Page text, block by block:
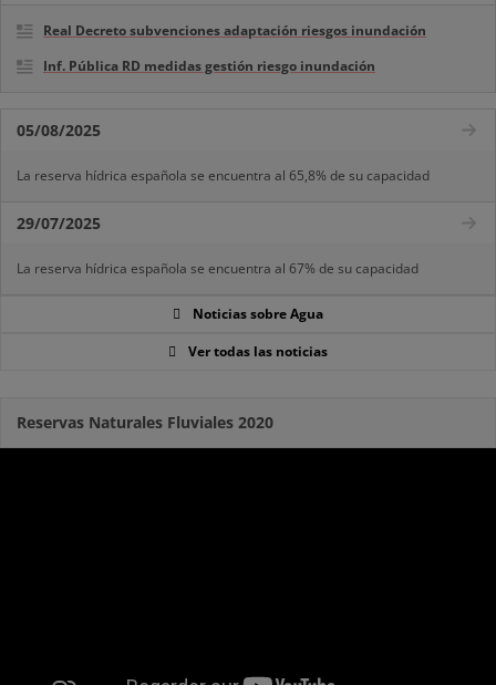
Real Decreto subvenciones adaptación riesgos inundación
Inf. Pública RD medidas gestión riesgo inundación
05/08/2025
La reserva hídrica española se encuentra al 65,8% de su capacidad
29/07/2025
La reserva hídrica española se encuentra al 67% de su capacidad
Noticias sobre Agua
Ver todas las noticias
Reservas Naturales Fluviales 2020